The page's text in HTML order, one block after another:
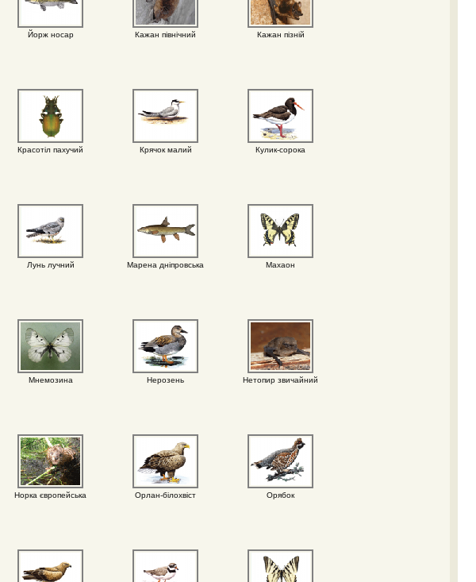
Йорж носар Кажан північний Кажан пізній
Красотіл пахучий Крячок малий Кулик-сорока
Лунь лучний Марена дніпровська Махаон
Мнемозина Нерозень Нетопир звичайний
Норка європейська Орлан-білохвіст Орябок